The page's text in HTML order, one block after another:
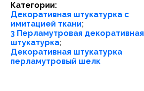
Категории:
Декоративная штукатурка с
имитацией ткани;
3 Перламутровая декоративная
штукатурка;
Декоративная штукатурка
перламутровый шелк